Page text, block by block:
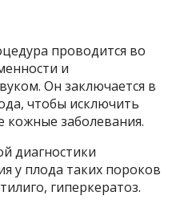
проводится во
и
Он заключается в
чтобы исключить
кожные заболевания.
диагностики
у плода таких пороков
гиперкератоз.